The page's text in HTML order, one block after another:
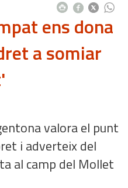
ens dona
a somiar
valora el punt
i adverteix del
al camp del Mollet